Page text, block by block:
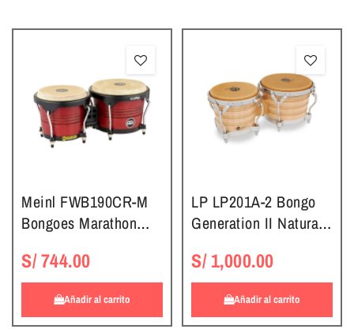
Meinl FWB190CR-M
Bongoes Marathon
Red
S/ 744.00
Añadir al carrito
LP LP201A-2 Bongo
Generation II Natural -
S/ 1,000.00
Añadir al carrito